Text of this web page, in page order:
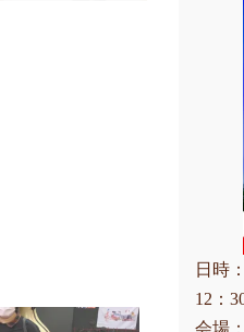
日時
12：
会場